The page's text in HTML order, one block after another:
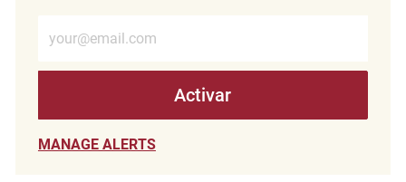
Activar
MANAGE ALERTS